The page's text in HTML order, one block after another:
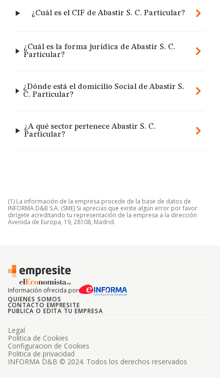
¿Cuál es el CIF de Abastir S. C. Particular?
¿Cuál es la forma jurídica de Abastir S. C.
Particular?
¿Dónde está el domicilio Social de Abastir S.
C. Particular?
¿A qué sector pertenece Abastir S. C.
Particular?
(1) La información de la empresa procede de la base de datos de
INFORMA D&B S.A. (SME) Si aprecias que existe algún error por favor
dirígete acreditando tu representación de la empresa a la dirección
Avenida de Europa, 19, 28108, Madrid.
Información ofrecida por
QUIENES SOMOS
CONTACTO EMPRESITE
PUBLICA O EDITA TU EMPRESA
INFORMA D&B © 2024. Todos los derechos reservados
Legal
Politica de Cookies
Configuracion de Cookies
Politica de privacidad